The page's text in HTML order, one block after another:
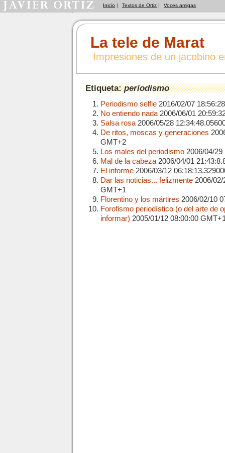
Inicio | Textos de Ortiz | Voces amigas
La tele de Marat
Impresiones de un jacobino
Etiqueta:periodismo
Periodismo selfie 2016/02/07
No entiendo nada 2006/06/01
Salsa rosa 2006/05/28
De ritos, moscas y generaciones
GMT+2
Los males del periodismo 2006/04/
Mal de la cabeza 2006/04/01
El informe 2006/03/12
Dar las noticias... felizmente 2006/
GMT+1
Florentino y los mártires 2006/02/10
Forofismo periodístico (o del arte de
informar) 2005/01/12 08:00:00